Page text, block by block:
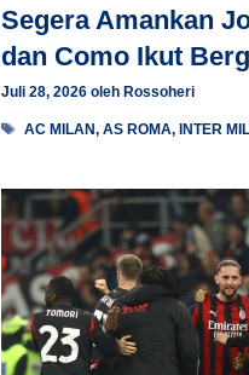
Segera Amankan
dan Como Ikut
Juli 28, 2026 oleh Rossoheri
Tag
AC MILAN,AS ROMA, INTER